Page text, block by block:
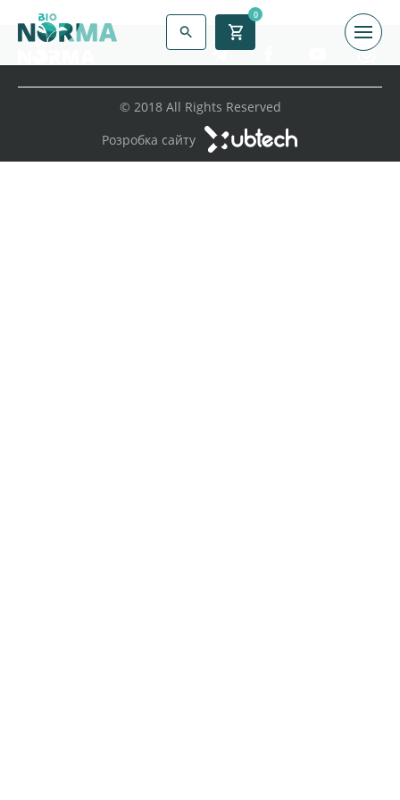
0
© 2018 All Rights Reserved
Розробка сайту